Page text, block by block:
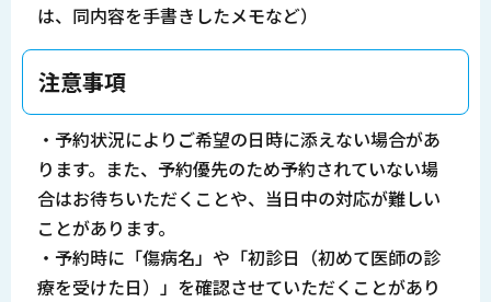
は、同内容を手書きしたメモなど）
注意事項
・予約状況によりご希望の日時に添えない場合があ
ります。また、予約優先のため予約されていない場
合はお待ちいただくことや、当日中の対応が難しい
ことがあります。
・予約時に「傷病名」や「初診日（初めて医師の診
療を受けた日）」を確認させていただくことがあり